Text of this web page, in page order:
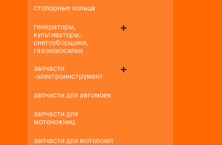
стопорные кольца
генераторы,
культиваторы,
снегоуборщики,
газонокосилки
запчасти
-электроинструмент
запчасти для автомоек
запчасти для
мотоножниц
запчасти для мотопомп